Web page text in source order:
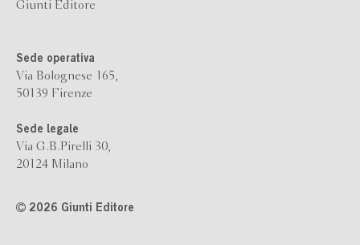
Giunti Editore
Sede operativa
Via Bolognese 165,
50139 Firenze
Sede legale
Via G.B.Pirelli 30,
20124 Milano
2026 Giunti Editore